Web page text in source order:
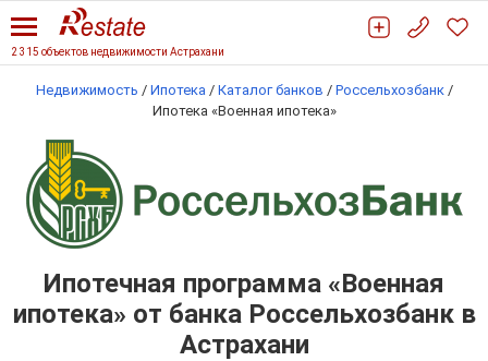
2 315 объектов недвижимости Астрахани
Недвижимость / Ипотека / Каталог банков / Россельхозбанк /
Ипотека «Военная ипотека»
Ипотечная программа «Военная
ипотека» от банка Россельхозбанк в
Астрахани